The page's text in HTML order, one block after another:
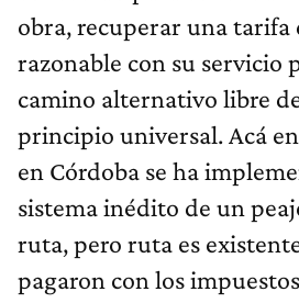
obra, recuperar una tarifa
razonable con su servicio
camino alternativo libre
principio universal. Acá
en Córdoba se ha
sistema inédito de un
ruta, pero ruta es
pagaron con los